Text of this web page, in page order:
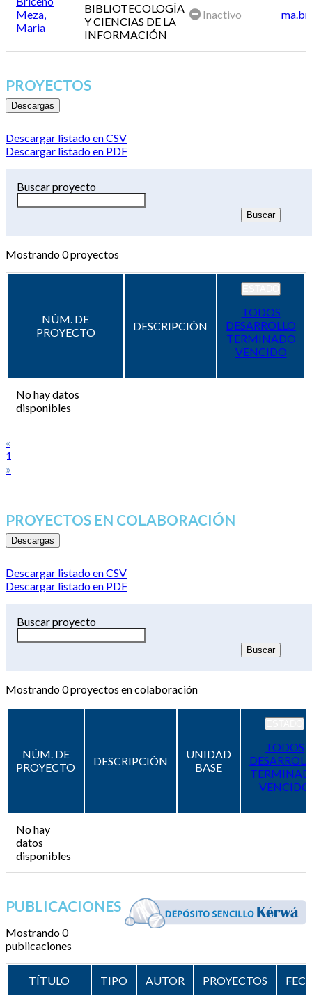
Meza,
Maria
BIBLIOTECOLOGÍA
Y CIENCIAS DE LA
INFORMACIÓN
Inactivo
PROYECTOS
Descargas
Descargar listado en CSV
Descargar listado en PDF
Buscar proyecto
Mostrando0proyectos
NÚM. DE
PROYECTO
DESCRIPCIÓN
TODOS
DESARROLLO
TERMINADO
VENCIDO
No hay datos
disponibles
«
1
»
PROYECTOS EN COLABORACIÓN
Descargas
Descargar listado en CSV
Descargar listado en PDF
Buscar proyecto
Mostrando0proyectos en colaboración
NÚM. DE
PROYECTO
DESCRIPCIÓN
UNIDAD
BASE
TODOS
VENCIDO
No hay
datos
disponibles
PUBLICACIONES
Mostrando 0
publicaciones
TÍTULO TIPO AUTOR PROYECTOS